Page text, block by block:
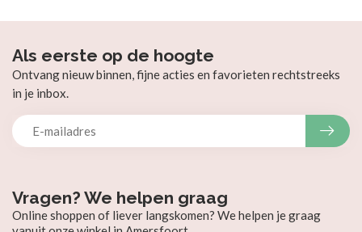
Vragen? We helpen graag
Online shoppen of liever langskomen? We helpen je graag
Als eerste op de hoogte
Ontvang nieuw binnen, fijne acties en favorieten rechtstreeks
in je inbox.